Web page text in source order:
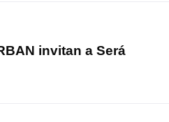
invitan a Será